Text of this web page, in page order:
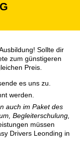
Sollte dir
zum günstigeren
Preis.
es uns zu.
werden.
auch im Paket des
Begleiterschulung,
müssen
Drivers Leonding in